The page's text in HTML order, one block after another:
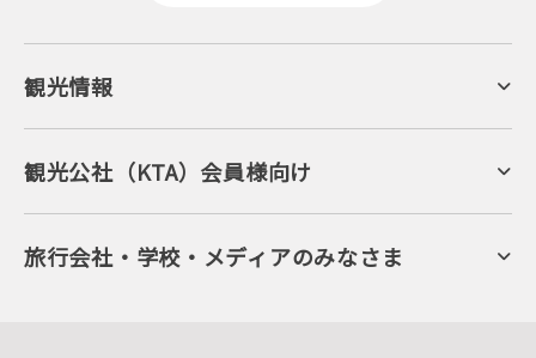
観光情報
京丹後について
ジオパークの絶景
キャンプ・グランピング
自然景観
旬の食
フルーツ
美術館・資料館
観光公社（KTA）会員様向け
KTA会員コミュニティ
会員向けサービス
KTAニュースレター
会員加入・会員情報（会員規程）
旅行会社・学校・メディアのみなさま
プレスリリース